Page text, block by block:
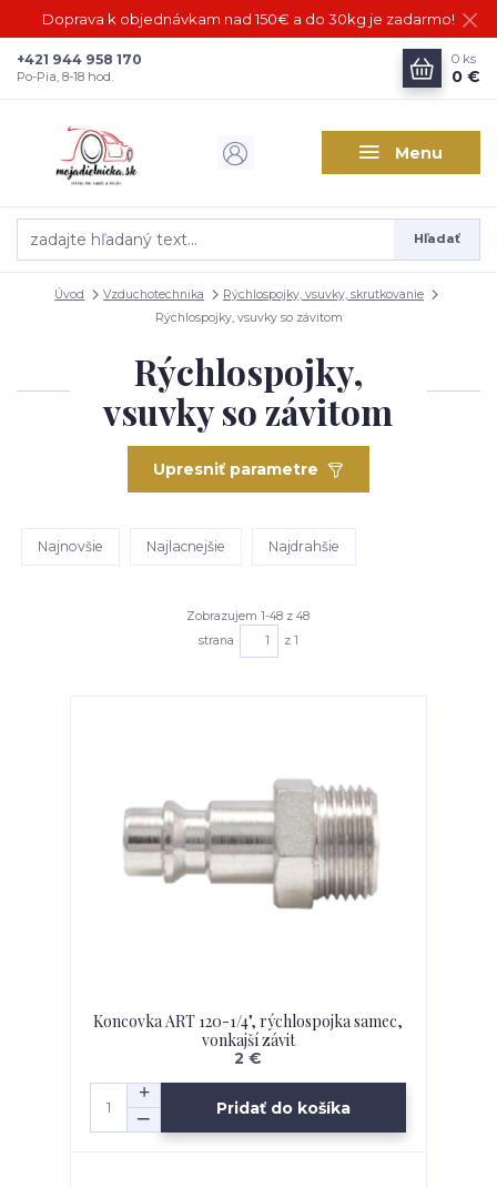
Doprava k objednávkam nad 150€ a do 30kg je zadarmo!
Menu
Hľadať
+421 944 958 170
Po-Pia, 8-18 hod.
0 ks
0 €
Úvod Vzduchotechnika
Rýchlospojky, vsuvky, skrutkovanie
Rýchlospojky, vsuvky so závitom
Rýchlospojky,
vsuvky so závitom
Upresniť parametre
Najnovšie Najlacnejšie Najdrahšie
Zobrazujem 1-48 z 48
strana
z 1
Koncovka ART 120-1/4", rýchlospojka samec,
vonkajší závit
2 €
Pridať do košíka